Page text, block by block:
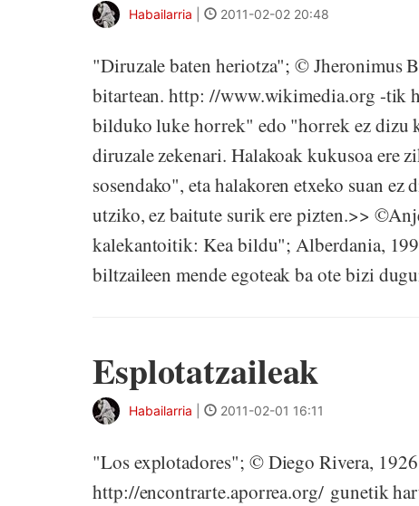
Habailarria 2011-02-02 20:48
"Diruzale baten heriotza"; © Jheronimus
bitartean. http: //www.wikimedia.org -tik
bilduko luke horrek" edo "horrek ez dizu
diruzale zekenari. Halakoak kukusoa ere
sosendako", eta halakoren etxeko suan ez
utziko, ez baitute surik ere pizten.>>
kalekantoitik: Kea bildu"; Alberdania,
biltzaileen mende egoteak ba ote bizi
Esplotatzaileak
Habailarria 2011-02-01 16:11
"Los explotadores"; © Diego Rivera,
http://encontrarte.aporrea.org/ gunetik